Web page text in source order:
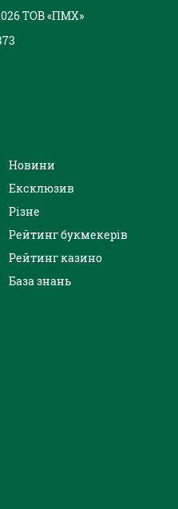
ТОВ «ПМХ»
Новини
Ексклюзив
Різне
Рейтинг букмекерів
Рейтинг казино
База знань